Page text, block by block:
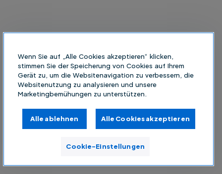
Wenn Sie auf „Alle Cookies akzeptieren“ klicken,
stimmen Sie der Speicherung von Cookies auf Ihrem
Gerät zu, um die Websitenavigation zu verbessern, die
Websitenutzung zu analysieren und unsere
Marketingbemühungen zu unterstützen.
Alle ablehnen Alle Cookies akzeptieren
Cookie-Einstellungen